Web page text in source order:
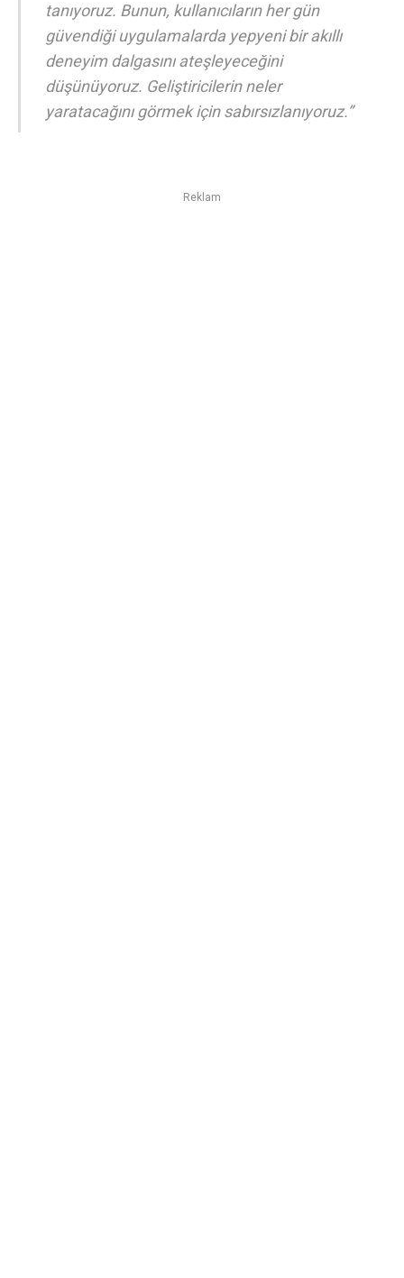
tanıyoruz. Bunun, kullanıcıların her gün
güvendiği uygulamalarda yepyeni bir akıllı
deneyim dalgasını ateşleyeceğini
düşünüyoruz. Geliştiricilerin neler
yaratacağını görmek için sabırsızlanıyoruz.”
Reklam